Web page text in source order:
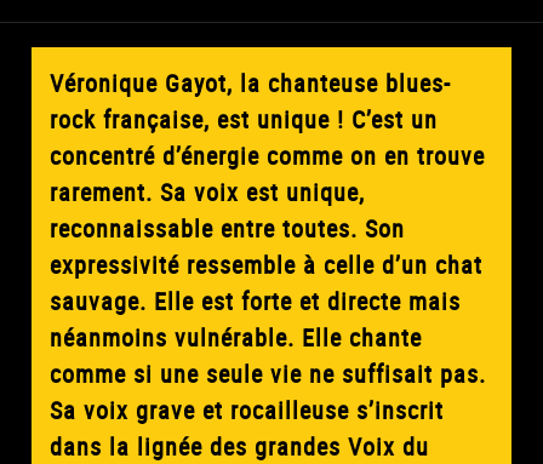
Véronique Gayot, la chanteuse blues-
rock française, est unique ! C’est un
concentré d’énergie comme on en trouve
rarement. Sa voix est unique,
reconnaissable entre toutes. Son
expressivité ressemble à celle d’un chat
sauvage. Elle est forte et directe mais
néanmoins vulnérable. Elle chante
comme si une seule vie ne suffisait pas.
Sa voix grave et rocailleuse s’inscrit
dans la lignée des grandes Voix du